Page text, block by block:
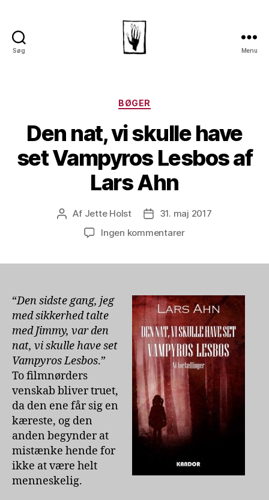
Søg Menu
Kategorier
BØGER
Den nat, vi skulle have
set Vampyros Lesbos af
Lars Ahn
Indlægsforfatter
Af Jette Holst Indlægsdato
31. maj 2017
Ingen kommentarertil
have
set
Vampyros
Lesbos
af
Lars
Ahn
“Den sidste gang, jeg
med sikkerhed talte
med Jimmy, var den
nat, vi skulle have set
Vampyros Lesbos.”
To filmnørders
venskab bliver truet,
da den ene får sig en
kæreste, og den
anden begynder at
mistænke hende for
ikke at være helt
menneskelig.